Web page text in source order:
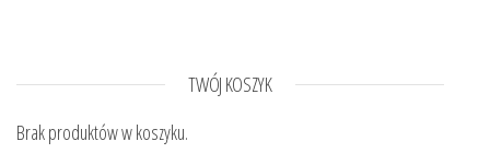
TWÓJ KOSZYK
Brak produktów w koszyku.